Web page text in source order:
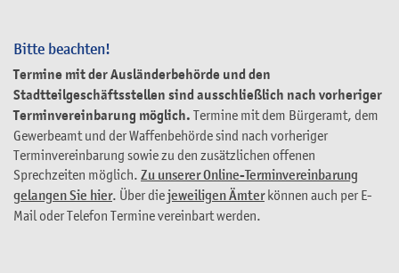
Bitte beachten!
Termine mit der Ausländerbehörde und den
Stadtteilgeschäftsstellen sind ausschließlich nach vorheriger
Terminvereinbarung möglich. Termine mit dem Bürgeramt, dem
Gewerbeamt und der Waffenbehörde sind nach vorheriger
Terminvereinbarung sowie zu den zusätzlichen offenen
Sprechzeiten möglich. Zu unserer Online-Terminvereinbarung
gelangen Sie hier. Über diejeweiligen Ämterkönnen auch per E-
Mail oder Telefon Termine vereinbart werden.